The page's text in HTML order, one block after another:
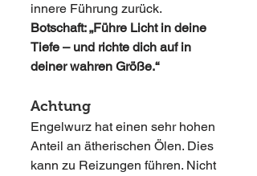
innere Führung zurück.
Botschaft: „Führe Licht in deine
Tiefe – und richte dich auf in
deiner wahren Größe.“
Achtung
Engelwurz hat einen sehr hohen
Anteil an ätherischen Ölen. Dies
kann zu Reizungen führen. Nicht